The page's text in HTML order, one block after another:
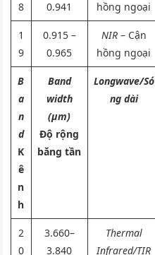
8
0.941
hồng ngoại
1
9
0.915 –
0.965
NIR– Cận
hồng ngoại
B
a
n
d
K
ê
n
h
Band
width
(μm)
Độ rộng
băng tần
Longwave/Só
ng dài
2
0
3.660–
3.840
Thermal
Infrared/TIR